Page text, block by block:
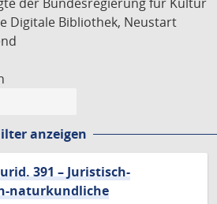
Digitale Bibliothek, Neustart
anzeigen
391 – Juristisch-
naturkundliche